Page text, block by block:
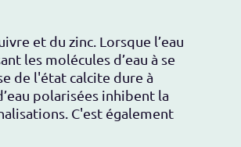
et du zinc. Lorsque l’eau
les molécules d’eau à se
de l'état calcite dure à
polarisées inhibent la
C'est également